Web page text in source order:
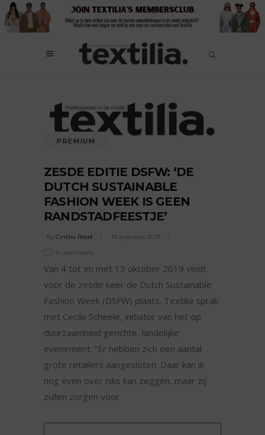
PREMIUM
ZESDE EDITIE DSFW: ‘DE
DUTCH SUSTAINABLE
FASHION WEEK IS GEEN
RANDSTADFEESTJE’
by Cintha Rood 13 augustus 2019
0 comments
Van 4 tot en met 13 oktober 2019 vindt
voor de zesde keer de Dutch Sustainable
Fashion Week (DSFW) plaats. Textilia sprak
met Cecile Scheele, initiator van het op
duurzaamheid gerichte, landelijke
evenement: “Er hebben zich een aantal
grote retailers aangesloten. Daar kan ik
nog even over niks kan zeggen, maar zij
zullen zorgen voor